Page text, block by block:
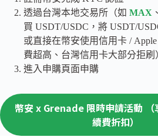
透過台灣本地交易所（如 MAX 、
買 USDT/USDC，將 USDT/
或直接在幣安使用信用卡 /
費超高、台灣信用卡大部分拒刷
進入申購頁面申購
幣安 x Grenade 限時申請活動 （
續費折扣）